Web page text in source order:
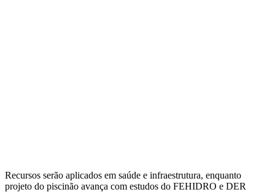
Recursos serão aplicados em saúde e infraestrutura, enquanto
projeto do piscinão avança com estudos do FEHIDRO e DER